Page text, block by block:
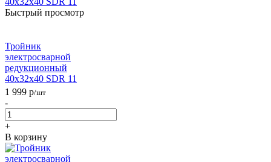
Быстрый просмотр
Тройник
электросварной
редукционный
40х32х40 SDR 11
1 999 р/шт
-
+
В корзину